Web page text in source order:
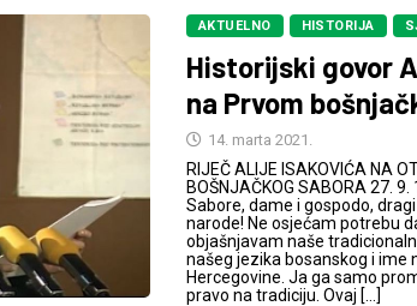
AKTUELNO HISTORIJA
Historijski govor
na Prvom
14. marta 2021.
RIJEČ ALIJE ISAKOVIĆA NA
BOŠNJAČKOG SABORA 27.
Sabore, dame i gospodo,
narode! Ne osjećam potrebu
objašnjavam naše
našeg jezika bosanskog i ime
Hercegovine. Ja ga samo
pravo na tradiciju. Ovaj […]